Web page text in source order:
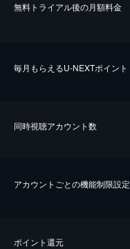
無料トライアル後の⽉額料金
毎⽉もらえるU-NEXTポイント
同時視聴アカウント数
アカウントごとの機能制限設定
ポイント還元